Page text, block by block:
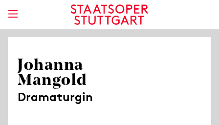
Johanna
Mangold
Dramaturgin